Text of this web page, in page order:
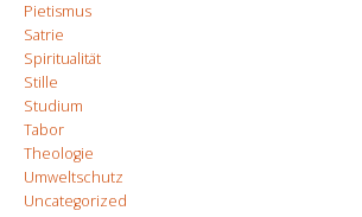
Pietismus
Satrie
Spiritualität
Stille
Studium
Tabor
Theologie
Umweltschutz
Uncategorized